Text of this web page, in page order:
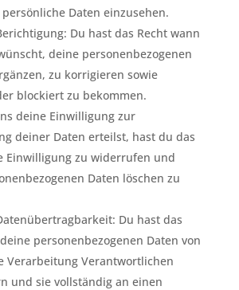
Daten einzusehen.
Du hast das Recht wann
deine personenbezogenen
zu korrigieren sowie
blockiert zu bekommen.
deine Einwilligung zur
deiner Daten erteilst, hast du das
Einwilligung zu widerrufen und
Daten löschen zu
Du hast das
personenbezogenen Daten von
Verarbeitung Verantwortlichen
und sie vollständig an einen